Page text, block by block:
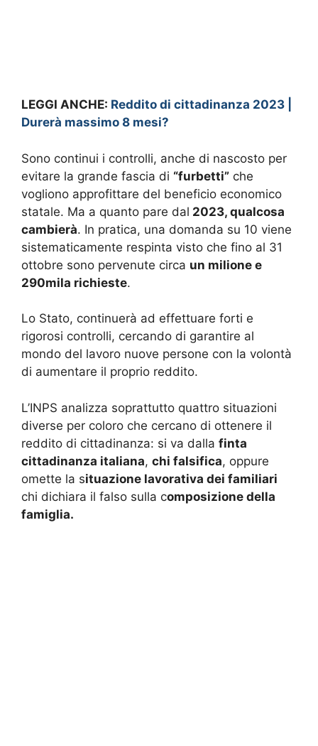
LEGGI ANCHE: Reddito di cittadinanza 2023 |
Durerà massimo 8 mesi?
Sono continui i controlli, anche di nascosto per
evitare la grande fascia di “furbetti” che
vogliono approfittare del beneficio economico
statale. Ma a quanto pare dal 2023, qualcosa
cambierà. In pratica, una domanda su 10 viene
sistematicamente respinta visto che fino al 31
ottobre sono pervenute circa un milione e
290mila richieste.
Lo Stato, continuerà ad effettuare forti e
rigorosi controlli, cercando di garantire al
mondo del lavoro nuove persone con la volontà
di aumentare il proprio reddito.
L’INPS analizza soprattutto quattro situazioni
diverse per coloro che cercano di ottenere il
reddito di cittadinanza: si va dalla finta
cittadinanza italiana, chi falsifica, oppure
omette la situazione lavorativa dei familiari
chi dichiara il falso sulla composizione della
famiglia.